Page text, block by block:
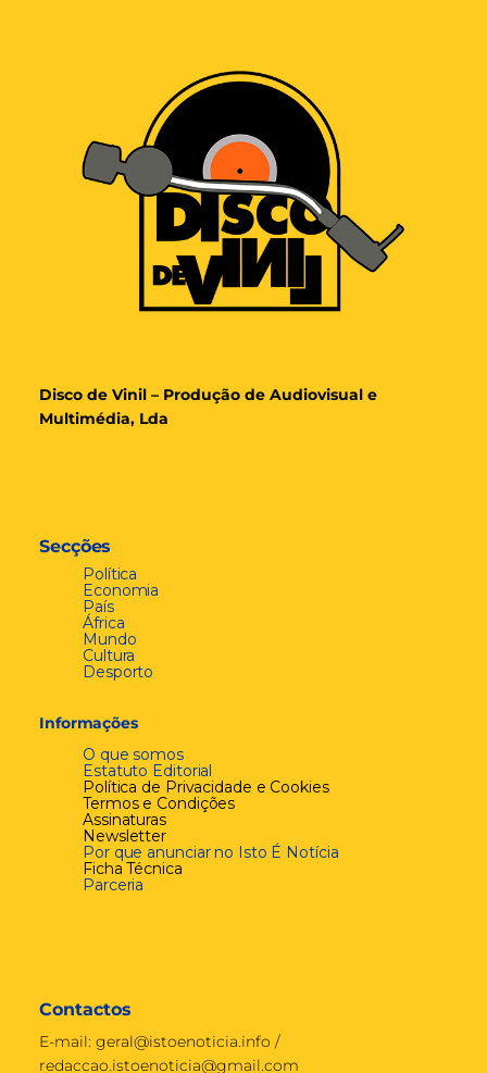
Disco de Vinil – Produção de Audiovisual e
Multimédia, Lda
Secções
Política
Economia
País
África
Mundo
Cultura
Desporto
Informações
O que somos
Estatuto Editorial
Política de Privacidade e Cookies
Termos e Condições
Assinaturas
Newsletter
Por que anunciar no Isto É Notícia
Ficha Técnica
Parceria
Contactos
E-mail: geral@istoenoticia.info /
redaccao.istoenoticia@gmail.com